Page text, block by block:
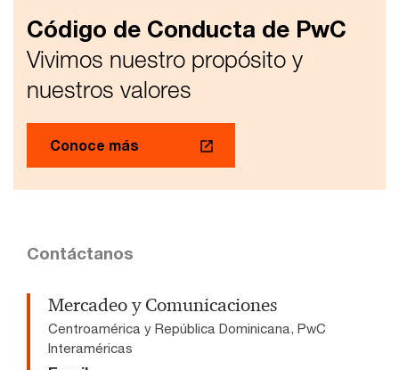
Código de Conducta de PwC
Vivimos nuestro propósito y
nuestros valores
Conoce más
Contáctanos
Mercadeo y Comunicaciones
Centroamérica y República Dominicana, PwC
Interaméricas